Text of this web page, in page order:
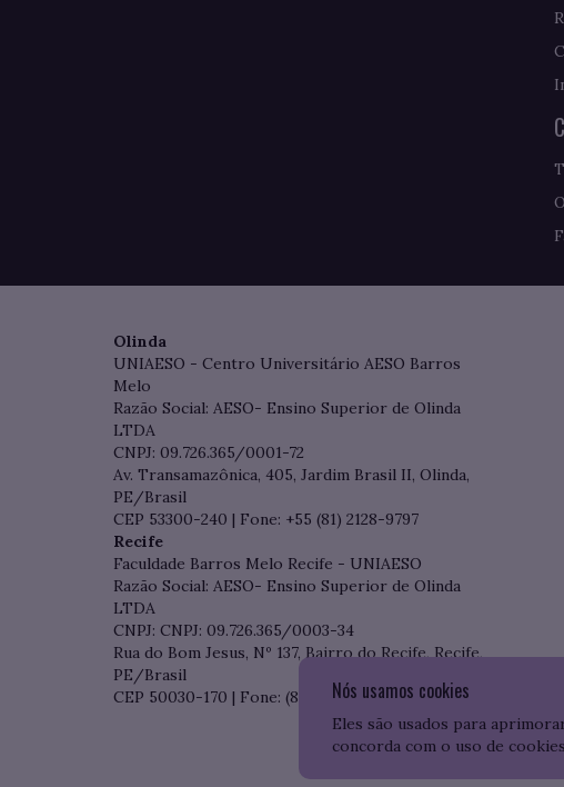
Nós usamos cookies
Eles são usados para
concorda com o uso de
Olinda
UNIAESO - Centro Universitário AESO Barros
Melo
Razão Social: AESO- Ensino Superior de Olinda
LTDA
CNPJ: 09.726.365/0001-72
Av. Transamazônica, 405, Jardim Brasil II, Olinda,
PE/Brasil
CEP 53300-240 | Fone: +55 (81) 2128-9797
Recife
Faculdade Barros Melo Recife - UNIAESO
Razão Social: AESO- Ensino Superior de Olinda
LTDA
CNPJ: CNPJ: 09.726.365/0003-34
Rua do Bom Jesus, Nº 137, Bairro do Recife, Recife,
PE/Brasil
CEP 50030-170 | Fone: (81) 3204-7536